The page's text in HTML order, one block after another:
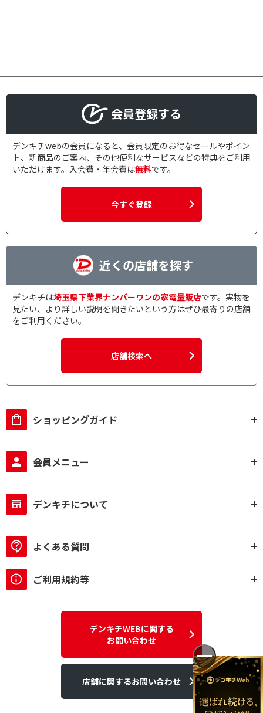
会員登録する
デンキチwebの会員になると、会員限定のお得なセールやポイン
ト、新商品のご案内、その他便利なサービスなどの特典をご利用
いただけます。入会費・年会費は無料です。
今すぐ登録
近くの店舗を探す
デンキチは埼玉県下業界ナンバーワンの家電量販店です。実物を
見たい、より詳しい説明を聞きたいという方はぜひ最寄りの店舗
をご利用ください。
店舗検索へ
ショッピングガイド
会員メニュー
デンキチについて
よくある質問
ご利用規約等
デンキチWEBに関する
お問い合わせ
店舗に関するお問い合わせ